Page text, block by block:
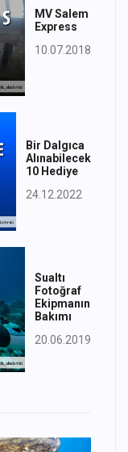
MV Salem
Express
10.07.2018
Bir Dalgıca
Alınabilecek
10 Hediye
24.12.2022
Sualtı
Fotoğraf
Ekipmanın
Bakımı
20.06.2019